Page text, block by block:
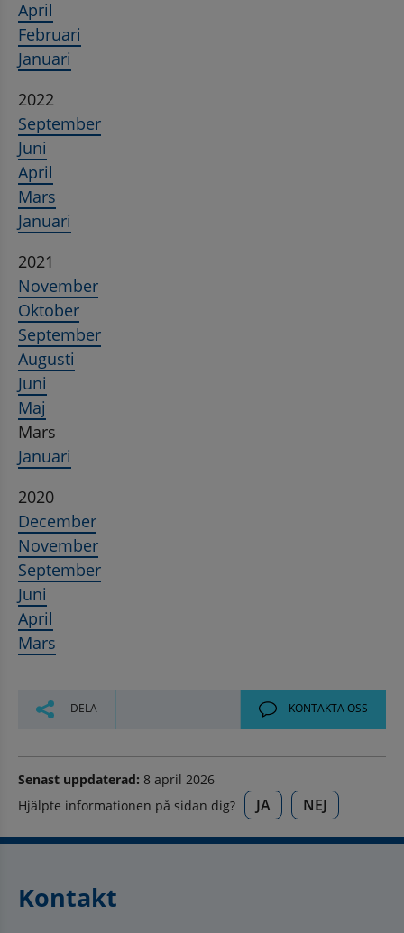
April
Februari
Januari
2022
September
Juni
April
Mars
Januari
2021
November
Oktober
September
Augusti
Juni
Maj
Mars
Januari
2020
December
November
September
Juni
April
Mars
DELA KONTAKTA OSS
Senast uppdaterad: 8 april 2026
Hjälpte informationen på sidan dig?
JA NEJ
Kontakt